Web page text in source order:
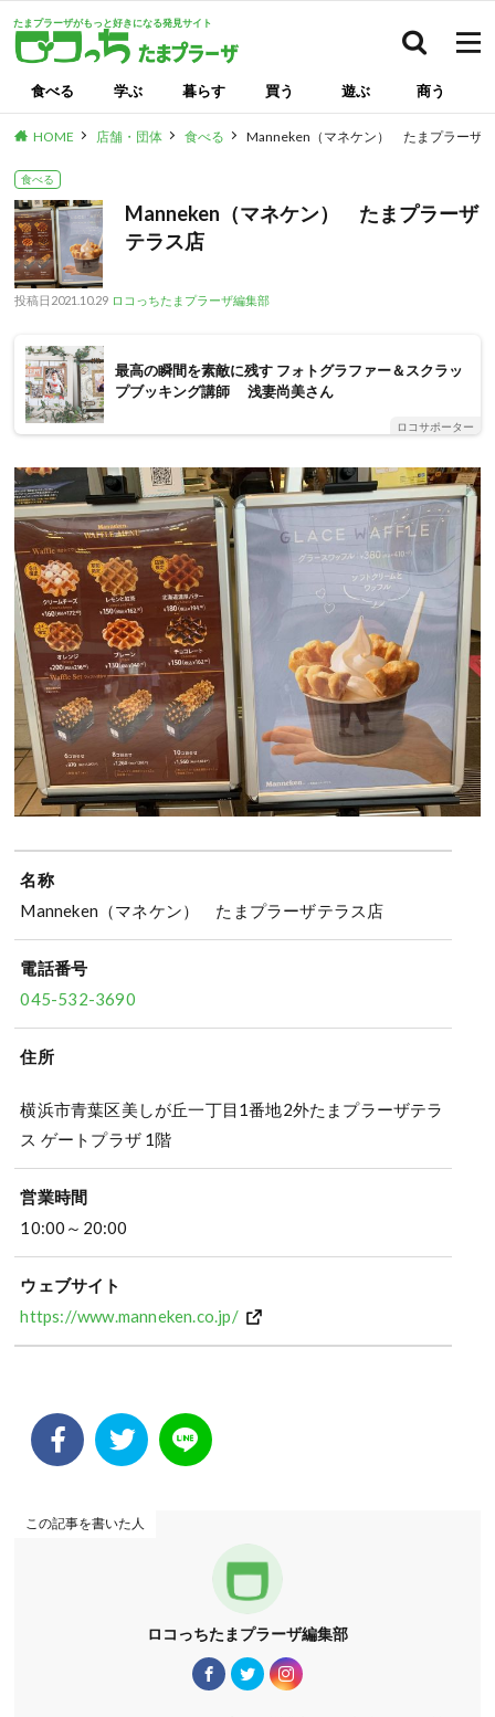
たまプラーザがもっと好きになる発見サイト
食べる 学ぶ 暮らす 買う 遊ぶ 商う
HOME 店舗・団体 食べる Manneken（マネケン） たまプラー
食べる
Manneken（マネケン） たまプラーザ
テラス店
投稿日 2021.10.29 ロコっちたまプラーザ編集部
最高の瞬間を素敵に残す フォトグラファー＆スクラッ
プブッキング講師 浅妻尚美さん
ロコサポーター
名称
Manneken（マネケン） たまプラーザテラス店
電話番号
045-532-3690
住所
横浜市青葉区美しが丘一丁目1番地2外たまプラーザテラ
ス ゲートプラザ 1階
営業時間
10:00～20:00
ウェブサイト
https://www.manneken.co.jp/
この記事を書いた人
ロコっちたまプラーザ編集部